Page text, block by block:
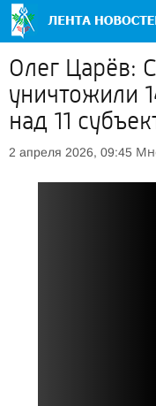
Олег Царёв:
уничтожили
над 11
2 апреля 2026, 09:45